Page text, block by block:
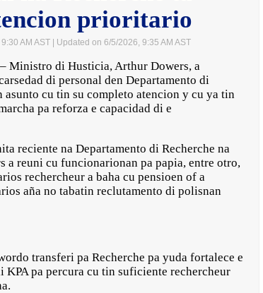
prioritario
AM AST | Updated on 6/5/2026, 9:35 AM AST
Ministro di Husticia, Arthur Dowers, a
di personal den Departamento di
asunto cu tin su completo atencion y cu ya tin
pa reforza e capacidad di e
reciente na Departamento di Recherche na
a reuni cu funcionarionan pa papia, entre otro,
rechercheur a baha cu pensioen of a
aña no tabatin reclutamento di polisnan
transferi pa Recherche pa yuda fortalece e
KPA pa percura cu tin suficiente rechercheur